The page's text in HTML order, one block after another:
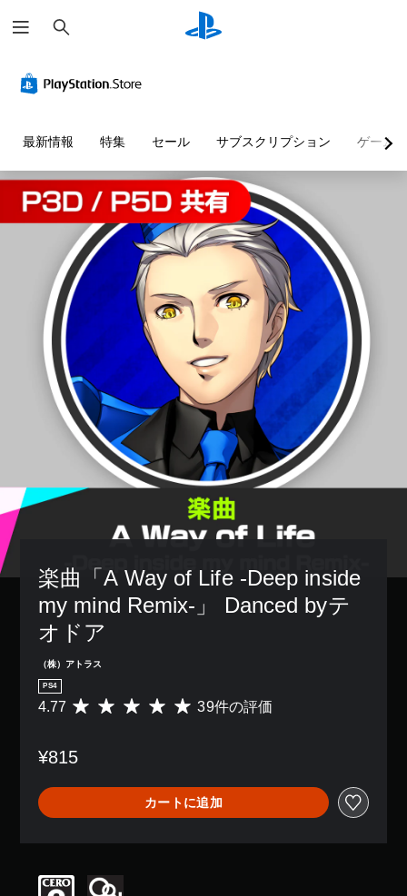
索
最新情報 特集 セール サブスクリプション ゲーム
楽曲「A Way of Life -Deep inside
my mind Remix-」 Danced byテ
オドア
（株）アトラス
PS4
評
は
9
、
平
は
4.77 39件の評価
¥815
カートに追加